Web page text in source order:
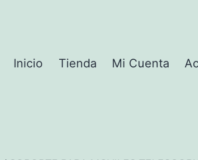
Inicio Tienda Mi Cuenta